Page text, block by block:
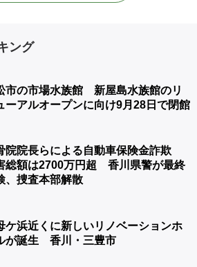
ング
市の市場水族館 新屋島水族館のリ
ーアルオープンに向け9月28日で閉館
院院長らによる自動車保険金詐欺
総額は2700万円超 香川県警が最終
、捜査本部解散
ケ浜近くに新しいリノベーションホ
が誕生 香川・三豊市